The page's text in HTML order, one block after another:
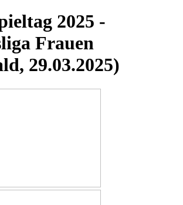
2025 -
Frauen
29.03.2025)